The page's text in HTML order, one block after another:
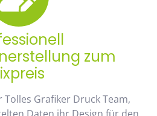
zum
Grafiker Druck Team,